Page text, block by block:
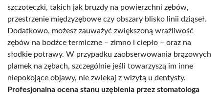
szczoteczki, takich jak bruzdy na powierzchni zębów,
przestrzenie międzyzębowe czy obszary blisko linii dziąseł.
Dodatkowo, możesz zauważyć zwiększoną wrażliwość
zębów na bodźce termiczne – zimno i ciepło – oraz na
słodkie potrawy. W przypadku zaobserwowania brązowych
plamek na zębach, szczególnie jeśli towarzyszą im inne
niepokojące objawy, nie zwlekaj z wizytą u dentysty.
Profesjonalna ocena stanu uzębienia przez stomatologa